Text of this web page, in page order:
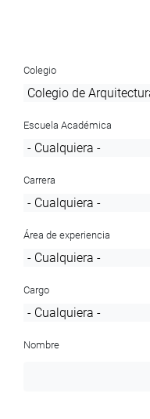
Colegio
Escuela Académica
Carrera
Área de experiencia
Cargo
Nombre